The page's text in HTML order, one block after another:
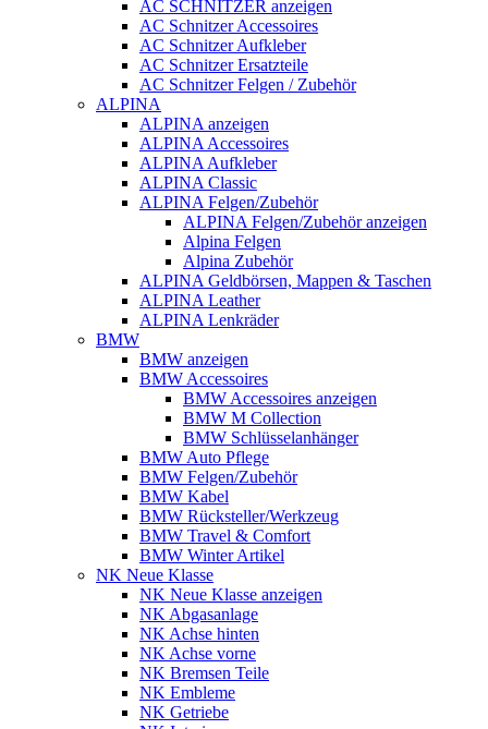
AC SCHNITZER anzeigen
AC Schnitzer Accessoires
AC Schnitzer Aufkleber
AC Schnitzer Ersatzteile
AC Schnitzer Felgen / Zubehör
ALPINA
ALPINA anzeigen
ALPINA Accessoires
ALPINA Aufkleber
ALPINA Classic
ALPINA Felgen/Zubehör
ALPINA Felgen/Zubehör anzeigen
Alpina Felgen
Alpina Zubehör
ALPINA Geldbörsen, Mappen & Taschen
ALPINA Leather
ALPINA Lenkräder
BMW
BMW anzeigen
BMW Accessoires
BMW Accessoires anzeigen
BMW M Collection
BMW Schlüsselanhänger
BMW Auto Pflege
BMW Felgen/Zubehör
BMW Kabel
BMW Rücksteller/Werkzeug
BMW Travel & Comfort
BMW Winter Artikel
NK Neue Klasse
NK Neue Klasse anzeigen
NK Abgasanlage
NK Achse hinten
NK Achse vorne
NK Bremsen Teile
NK Embleme
NK Getriebe